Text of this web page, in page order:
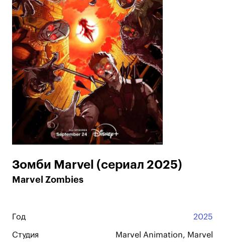
Зомби Marvel (сериал 2025)
Marvel Zombies
Год 2025
Студия
Marvel Animation, Marvel